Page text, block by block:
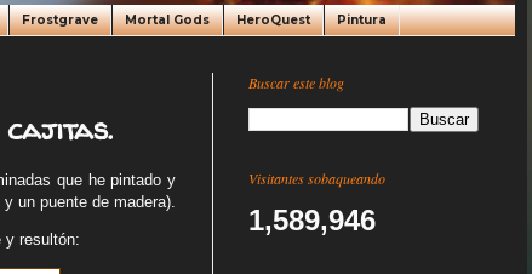
Frostgrave Mortal Gods HeroQuest Pintura
cajitas.
que he pintado y
un puente de madera).
y resultón:
Buscar este blog
Visitantes sobaqueando
1,589,946